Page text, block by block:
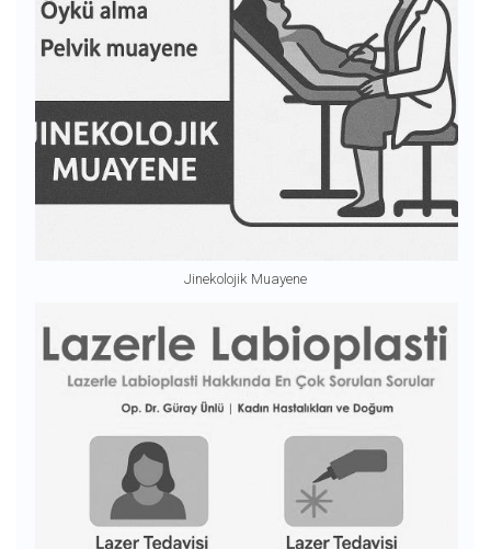
Jinekolojik Muayene